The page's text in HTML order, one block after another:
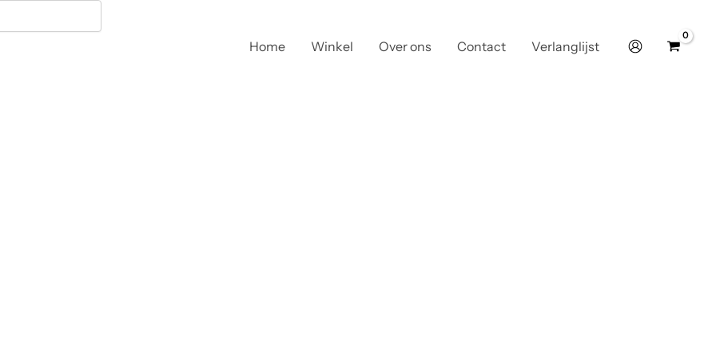
Home Winkel Over ons Contact Verlanglijst